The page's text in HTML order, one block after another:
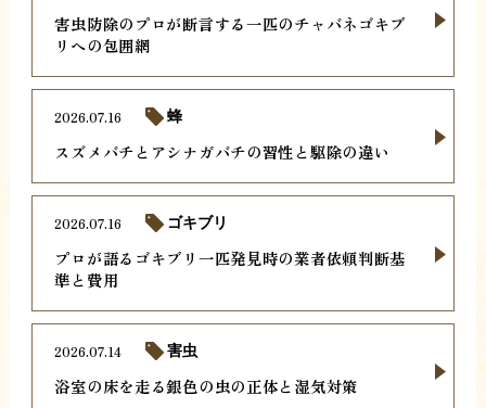
害虫防除のプロが断言する一匹のチャバネゴキブ
リへの包囲網
スズメバチとアシナガバチの習性と駆除の違い
2026.07.16 蜂
プロが語るゴキブリ一匹発見時の業者依頼判断基
準と費用
2026.07.16 ゴキブリ
浴室の床を走る銀色の虫の正体と湿気対策
2026.07.14 害虫